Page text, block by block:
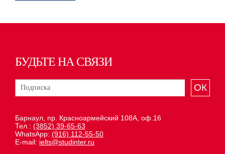
БУДЬТЕ НА СВЯЗИ
ОК
Барнаул, пр. Красноармейский 108А, оф.16
Тел.: (3852) 39-65-63
WhatsApp: (916) 112-55-50
E-mail: ielts@studinter.ru